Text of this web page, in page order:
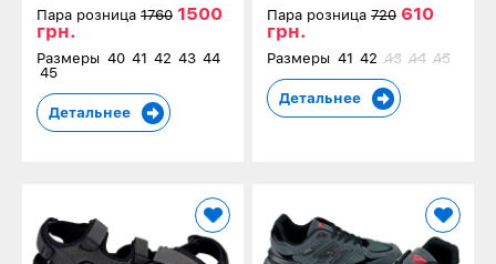
Пара розница 1760 1500
грн.
Размеры 40 41 42 43 44
45
Детальнее
Пара розница720 610
грн.
Размеры 41 42 43 44 45
Детальнее